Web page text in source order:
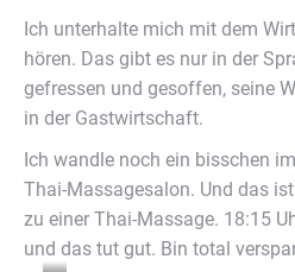
Ich unterhalte mich mit dem
hören. Das gibt es nur in der
gefressen und gesoffen, seine
in der Gastwirtschaft.
Ich wandle noch ein bisschen
Thai-Massagesalon. Und das
zu einer Thai-Massage. 18:15
und das tut gut. Bin total